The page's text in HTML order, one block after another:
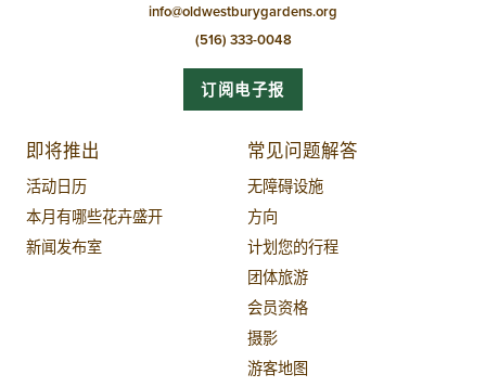
info@oldwestburygardens.org
(516) 333-0048
订阅电子报
即将推出
活动日历
本月有哪些花卉盛开
新闻发布室
常见问题解答
无障碍设施
方向
计划您的行程
团体旅游
会员资格
摄影
游客地图